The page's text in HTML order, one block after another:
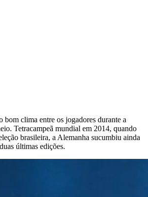
bom clima entre os jogadores durante a
Tetracampeã mundial em 2014, quando
brasileira, a Alemanha sucumbiu ainda
últimas edições.